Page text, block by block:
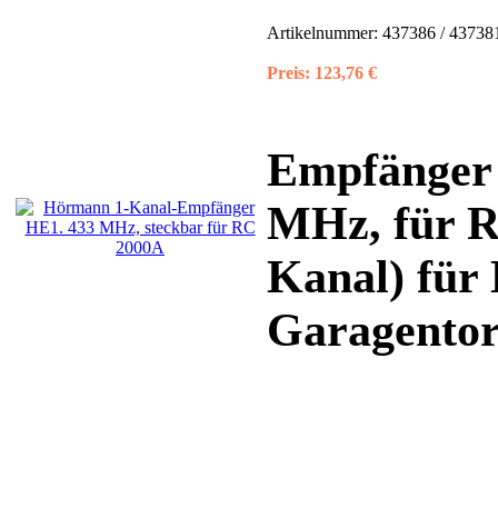
Artikelnummer: 437386 /
Preis: 123,76 €
MHz, für
Kanal) für